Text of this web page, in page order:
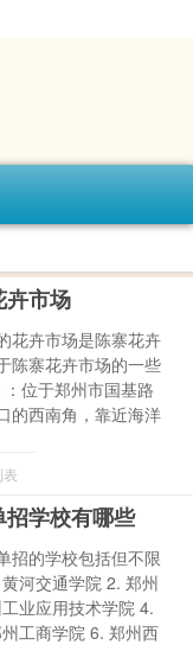
卉市场
花卉市场是陈寨花卉
陈寨花卉市场的一些
位于郑州市国基路
的西南角，靠近海洋
学校有哪些
招的学校包括但不限
河交通学院 2. 郑州
业应用技术学院 4.
工商学院 6. 郑州西